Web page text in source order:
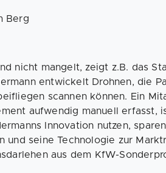
Berg
nicht mangelt, zeigt z.B. das
entwickelt Drohnen, die
scannen können. Ein
aufwendig manuell erfasst,
Innovation nutzen,
und seine Technologie zur
aus dem KfW-